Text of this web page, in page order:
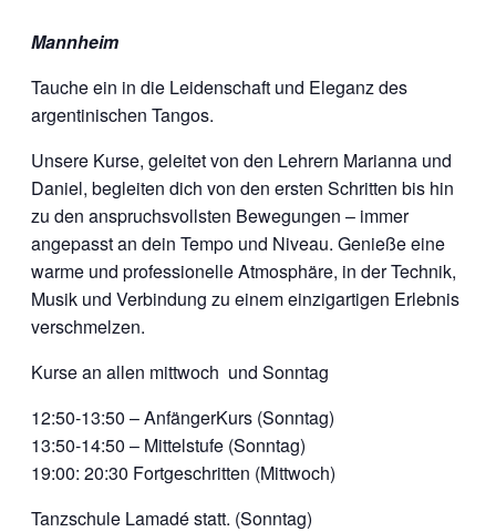
Mannheim
Tauche ein in die Leidenschaft und Eleganz des
argentinischen Tangos.
Unsere Kurse, geleitet von den Lehrern Marianna und
Daniel, begleiten dich von den ersten Schritten bis hin
zu den anspruchsvollsten Bewegungen – immer
angepasst an dein Tempo und Niveau. Genieße eine
warme und professionelle Atmosphäre, in der Technik,
Musik und Verbindung zu einem einzigartigen Erlebnis
verschmelzen.
Kurse an allen mittwoch und Sonntag
12:50-13:50 – AnfängerKurs (Sonntag)
13:50-14:50 – Mittelstufe (Sonntag)
19:00: 20:30 Fortgeschritten (Mittwoch)
Tanzschule Lamadé statt. (Sonntag)